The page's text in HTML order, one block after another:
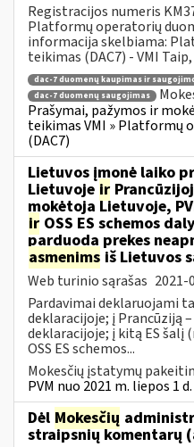
Registracijos numeris
Platformų operatorių
informacija skelbiama:
teikimas (DAC7) - VMI
dac-7 duomenų kaupimas ir
dac-7 duomenų saugojimas
Prašymai, pažymos ir
teikimas VMI » Platformų
(DAC7)
Lietuvos įmonė laiko
Lietuvoje ir
mokėtoja Lietuvoje,
ir OSS ES schemos
parduoda prekes
asmenims iš Lietuvos
Web turinio sąrašas 2021-
Pardavimai deklaruojami
deklaracijoje; į Prancūziją –
deklaracijoje; į kitą ES šalį
OSS ES schemos...
Mokesčių įstatymų
PVM nuo 2021 m. liepos 1 d.
Dėl Mokesčių
straipsnių komentarų